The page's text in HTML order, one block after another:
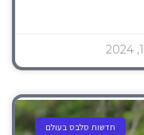
חדשות סלבס בעולם